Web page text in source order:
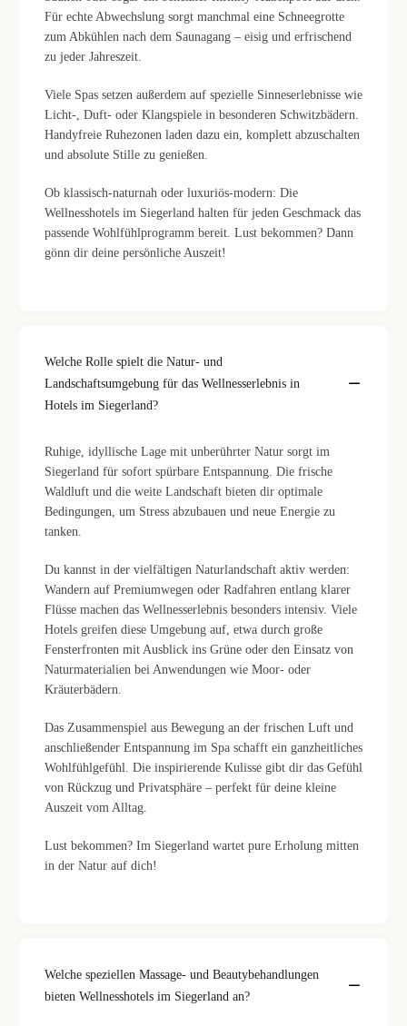
Für echte Abwechslung sorgt manchmal eine Schneegrotte
zum Abkühlen nach dem Saunagang – eisig und erfrischend
zu jeder Jahreszeit.
Viele Spas setzen außerdem auf spezielle Sinneserlebnisse wie
Licht-, Duft- oder Klangspiele in besonderen Schwitzbädern.
Handyfreie Ruhezonen laden dazu ein, komplett abzuschalten
und absolute Stille zu genießen.
Ob klassisch-naturnah oder luxuriös-modern: Die
Wellnesshotels im Siegerland halten für jeden Geschmack das
passende Wohlfühlprogramm bereit. Lust bekommen? Dann
gönn dir deine persönliche Auszeit!
Welche Rolle spielt die Natur- und
Landschaftsumgebung für das Wellnesserlebnis in
Hotels im Siegerland?
Ruhige, idyllische Lage mit unberührter Natur sorgt im
Siegerland für sofort spürbare Entspannung. Die frische
Waldluft und die weite Landschaft bieten dir optimale
Bedingungen, um Stress abzubauen und neue Energie zu
tanken.
Du kannst in der vielfältigen Naturlandschaft aktiv werden:
Wandern auf Premiumwegen oder Radfahren entlang klarer
Flüsse machen das Wellnesserlebnis besonders intensiv. Viele
Hotels greifen diese Umgebung auf, etwa durch große
Fensterfronten mit Ausblick ins Grüne oder den Einsatz von
Naturmaterialien bei Anwendungen wie Moor- oder
Kräuterbädern.
Das Zusammenspiel aus Bewegung an der frischen Luft und
anschließender Entspannung im Spa schafft ein ganzheitliches
Wohlfühlgefühl. Die inspirierende Kulisse gibt dir das Gefühl
von Rückzug und Privatsphäre – perfekt für deine kleine
Auszeit vom Alltag.
Lust bekommen? Im Siegerland wartet pure Erholung mitten
in der Natur auf dich!
Welche speziellen Massage- und Beautybehandlungen
bieten Wellnesshotels im Siegerland an?